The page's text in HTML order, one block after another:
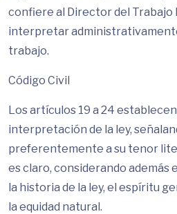
confiere al Director del Trabajo
interpretar
trabajo.
Código Civil
Los artículos 19 a 24
interpretación de la ley,
preferentemente a su tenor
es claro, considerando
la historia de la ley, el espíritu
la equidad natural.